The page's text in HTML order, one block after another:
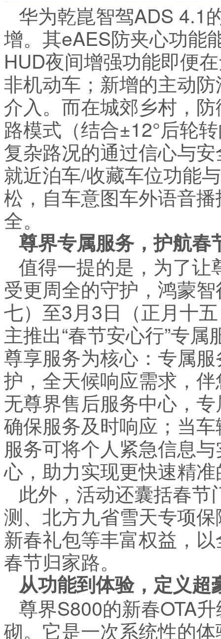
华为乾崑智驾ADS 4.1
增。其eAES防夹心功能
HUD夜间增强功能即便
非机动车；新增的主动
介入。而在城郊乡村，
路模式（结合±12°后轮
复杂路况的通过信心与
就近泊车/收藏车位功能
松，自车意图车外语音
全。
尊界专属服务，护航春
值得一提的是，为了让
受更周全的守护，鸿蒙
七）至3月3日（正月十
主推出“春节安心行”专
尊享服务为核心：专属
护，全天候响应需求，
无尊界售后服务中心，
确保服务及时响应；当
服务可将个人紧急信息
心，助力实现更快速精
此外，活动还囊括春
测、北方九省雪天专项
新春礼包等丰富权益，
春节归家路。
从功能到体验，定义超
尊界S800的新春OTA
砌。它是一次系统性的